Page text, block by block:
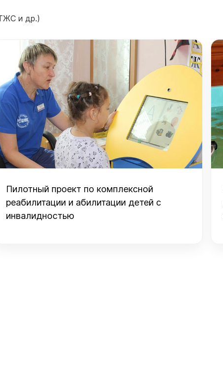
и др.)
Пилотный проект по комплексной
реабилитации и абилитации детей с
инвалидностью